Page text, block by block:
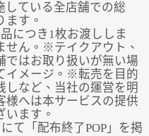
ている全店舗での総
ます。
につき1枚お渡ししま
ん。※テイクアウト、
はお取り扱いが無い場
イメージ。※転売を目的
しなど、当社の運営を明
様へは本サービスの提供
います。
て「配布終了POP」を掲